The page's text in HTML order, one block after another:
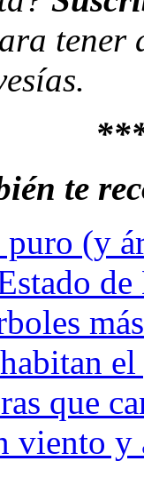
tener
te
(y
habitan el
que
viento y